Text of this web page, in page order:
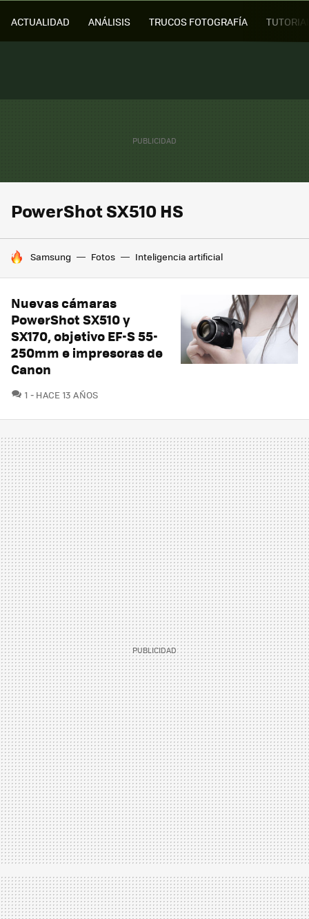
ACTUALIDAD ANÁLISIS TRUCOS FOTOGRAFÍA
PowerShot SX510 HS
HOY SE HABLA DE
Samsung Fotos Inteligencia artificial
Nuevas cámaras
PowerShot SX510 y
SX170, objetivo EF-S 55-
250mm e impresoras de
Canon
1 COMENTARIOS
HACE 13 AÑOS